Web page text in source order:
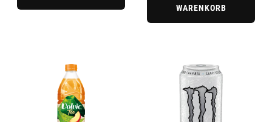
WARENKORB